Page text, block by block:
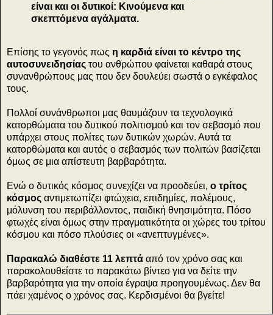
είναι και οι δυτικοί: Κινούμενα και
σκεπτόμενα αγάλματα.
Επίσης το γεγονός πως η καρδιά είναι το κέντρο της
αυτοσυνειδησίας του ανθρώπου φαίνεται καθαρά στους
συνανθρώπους μας που δεν δουλεύει σωστά ο εγκέφαλος
τους.
Πολλοί συνάνθρωποι μας θαυμάζουν τα τεχνολογικά
κατορθώματα του δυτικού πολιτισμού και τον σεβασμό που
υπάρχει στους πολίτες των δυτικών χωρών. Αυτά τα
κατορθώματα και αυτός ο σεβασμός των πολιτών βασίζεται
όμως σε μια απίστευτη βαρβαρότητα.
Ενώ ο δυτικός κόσμος συνεχίζει να προοδεύει, ο τρίτος
κόσμος αντιμετωπίζει φτώχεια, επιδημίες, πολέμους,
μόλυνση του περιβάλλοντος, παιδική θνησιμότητα. Πόσο
φτωχές είναι όμως στην πραγματικότητα οι χώρες του τρίτου
κόσμου και πόσο πλούσιες οι «ανεπτυγμένες».
Παρακαλώ διαθέστε 11 λεπτά από τον χρόνο σας και
παρακολουθείστε το παρακάτω βίντεο για να δείτε την
βαρβαρότητα για την οποία έγραψα προηγουμένως. Δεν θα
πάει χαμένος ο χρόνος σας. Κερδισμένοι θα βγείτε!